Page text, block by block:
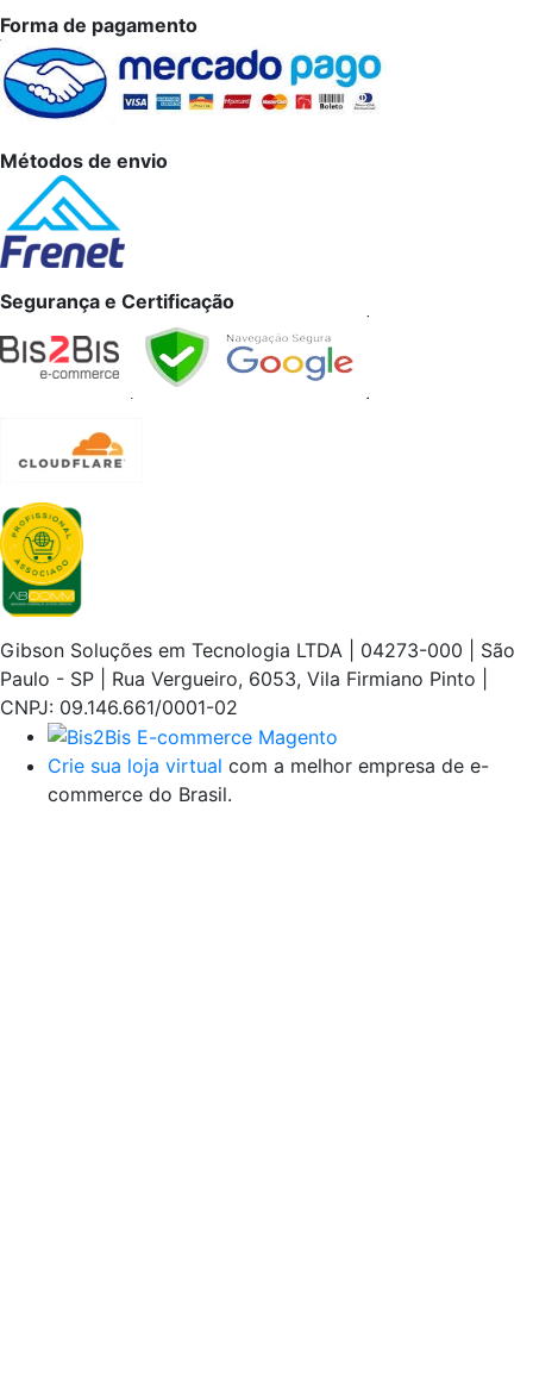
Forma de pagamento
Métodos de envio
Segurança e Certificação
Gibson Soluções em Tecnologia LTDA | 04273-000 | São
Paulo - SP | Rua Vergueiro, 6053, Vila Firmiano Pinto |
CNPJ: 09.146.661/0001-02
Crie sua loja virtual com a melhor empresa de e-
commerce do Brasil.